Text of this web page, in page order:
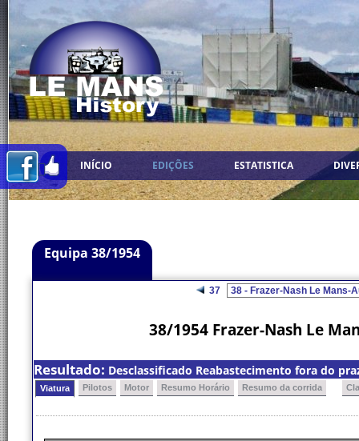
INÍCIO EDIÇÕES ESTATISTICA
Equipa 38/1954
37
38/1954 Frazer-Nash Le
Resultado: Desclassificado Reabastecimento fora do
Viatura Pilotos Motor Resumo Horário Resumo da corrida